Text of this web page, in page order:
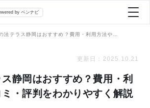
by ベンナビ
更新日： 2025.10.21
静岡はおすすめ？費用・利
・評判をわかりやすく解説